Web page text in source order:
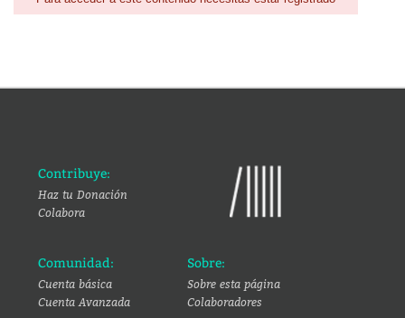
Contribuye:
Haz tu Donación
Colabora
Comunidad:
Cuenta básica
Cuenta Avanzada
Sobre:
Sobre esta página
Colaboradores